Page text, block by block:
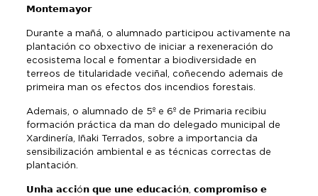
𝗠𝗼𝗻𝘁𝗲𝗺𝗮𝘆𝗼𝗿
Durante a mañá, o alumnado participou activamente na
plantación co obxectivo de iniciar a rexeneración do
ecosistema local e fomentar a biodiversidade en
terreos de titularidade veciñal, coñecendo ademais de
primeira man os efectos dos incendios forestais.
Ademais, o alumnado de 5º e 6º de Primaria recibiu
formación práctica da man do delegado municipal de
Xardinería, Iñaki Terrados, sobre a importancia da
sensibilización ambiental e as técnicas correctas de
plantación.
𝗨𝗻𝗵𝗮 𝗮𝗰𝗰𝗶ó𝗻 𝗾𝘂𝗲 𝘂𝗻𝗲 𝗲𝗱𝘂𝗰𝗮𝗰𝗶ó𝗻, 𝗰𝗼𝗺𝗽𝗿𝗼𝗺𝗶𝘀𝗼 𝗲